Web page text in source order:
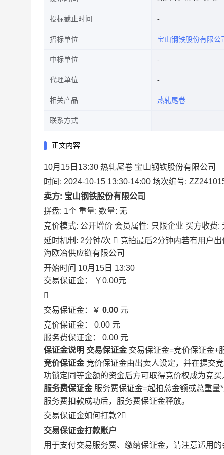
投标截止时间
招标单位 宝山钢铁股份有限公
中标单位
代理单位
相关产品 热轧尾卷
联系方式
正文内容
10月15日13:30 热轧尾卷 宝山钢铁股份有限公司
时间: 2024-10-15 13:30-14:00 场次编号:
卖方: 宝山钢铁股份有限公司
拼盘: 1个 重量: 数量: 无
竞价模式: 公开增价 会员属性: 只限企业 买方收费:
延时机制: 2分钟/次  竞拍最后2分钟内若有用户出
海欧冶供应链有限公司
开始时间 10月15日 13:30
交易保证金：
￥0.00元

交易保证金：￥ 0.00 元
竞价保证金： 0.00 元
服务费保证金： 0.00 元
保证金说明 交易保证金 交易保证金=竞价保证金+
竞价保证金 竞价保证金由出卖人设定，并在提交
功锁定同等金额的资金后方可取得竞价权成为竞买
服务费保证金 服务费保证金=起拍总金额或总重量
服务费扣款成功后，服务费保证金释放。
交易保证金如何打款?
交易保证金打款账户
用于支付交易服务费、缴纳保证金，请注意适用的